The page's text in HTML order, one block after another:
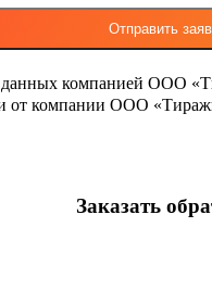
данных компанией ООО
от компании ООО
Заказать